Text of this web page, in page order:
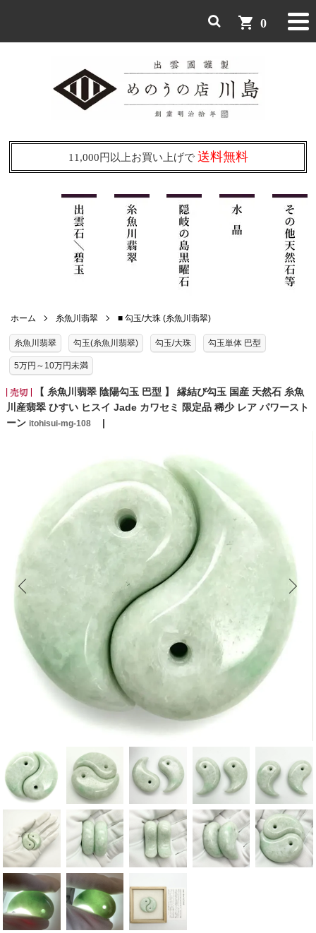
shopping_cart 0
11,000円以上お買い上げで 送料無料
ホーム 糸魚川翡翠 ■ 勾玉/大珠 (糸魚川翡翠)
糸魚川翡翠 勾玉(糸魚川翡翠) 勾玉/大珠 勾玉単体 巴型
5万円～10万円未満
【 糸魚川翡翠 陰陽勾玉 巴型 】 縁結び勾玉 国産 天然石 糸魚
川産翡翠 ひすい ヒスイ Jade カワセミ 限定品 稀少 レア パワースト
ーン itohisui-mg-108